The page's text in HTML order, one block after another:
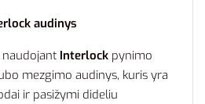
audinys
naudojant Interlock pynimo
mezgimo audinys, kuris yra
ir pasižymi dideliu